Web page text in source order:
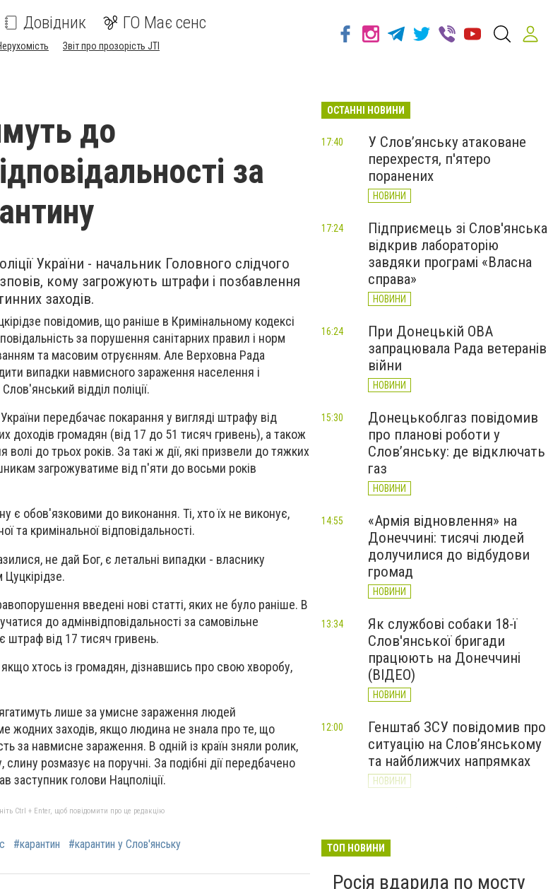
Довідник ГО Має сенс
Звіт про прозорість JTI
до
за
України - начальник Головного слідчого
кому загрожують штрафи і позбавлення
заходів.
повідомив, що раніше в Кримінальному кодексі
за порушення санітарних правил і норм
та масовим отруєнням. Але Верховна Рада
випадки навмисного зараження населення і
відділ поліції.
передбачає покарання у вигляді штрафу від
доходів громадян (від 17 до 51 тисяч гривень), а також
до трьох років. За такі ж дії, які призвели до тяжких
загрожуватиме від п'яти до восьми років
є обов'язковими до виконання. Ті, хто їх не виконує,
та кримінальної відповідальності.
не дай Бог, є летальні випадки - власнику
введені нові статті, яких не було раніше. В
до адмінвідповідальності за самовільне
штраф від 17 тисяч гривень.
якщо хтось із громадян, дізнавшись про свою хворобу,
лише за умисне зараження людей
жодних заходів, якщо людина не знала про те, що
за навмисне зараження. В одній із країн зняли ролик,
розмазує на поручні. За подібні дії передбачено
заступник голови Нацполіції.
Ctrl + Enter, щоб повідомити про це редакцію
#карантин #карантин у Слов'янську
ОСТАННІ НОВИНИ
У Слов’янську атаковане
перехрестя, п'ятеро
поранених
НОВИНИ
17:40
Підприємець зі Слов'янська
відкрив лабораторію
завдяки програмі «Власна
справа»
НОВИНИ
17:24
При Донецькій ОВА
запрацювала Рада ветеранів
війни
НОВИНИ
16:24
Донецькоблгаз повідомив
про планові роботи у
Слов’янську: де відключать
газ
НОВИНИ
15:30
«Армія відновлення» на
Донеччині: тисячі людей
долучилися до відбудови
громад
НОВИНИ
14:55
Як службові собаки 18-ї
Слов'янської бригади
працюють на Донеччині
(ВІДЕО)
НОВИНИ
13:34
Генштаб ЗСУ повідомив про
ситуацію на Слов’янському
та найближчих напрямках
НОВИНИ
12:00
великої війни: 7 серпня
ТОП НОВИНИ
Росія вдарила по мосту